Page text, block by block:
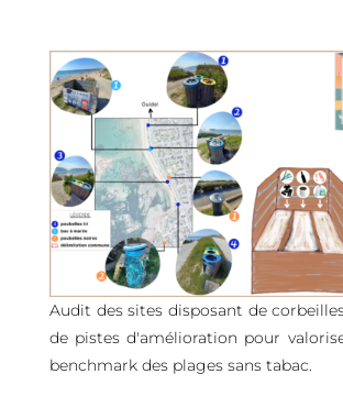
Audit des sites disposant de
de pistes d'amélioration pour
benchmark des plages sans tabac.